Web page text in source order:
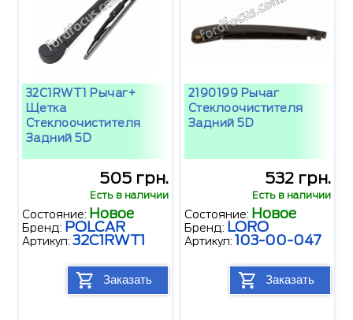
32C1RWT1 Рычаг+
Щетка
Стеклоочистителя
Задний 5D
505 грн.
Есть в наличии
Состояние: Новое
Бренд: POLCAR
Артикул: 32C1RWT1
Заказать
2190199 Рычаг
Стеклоочистителя
Задний 5D
532 грн.
Есть в наличии
Состояние: Новое
Бренд: LORO
Артикул: 103-00-047
Заказать